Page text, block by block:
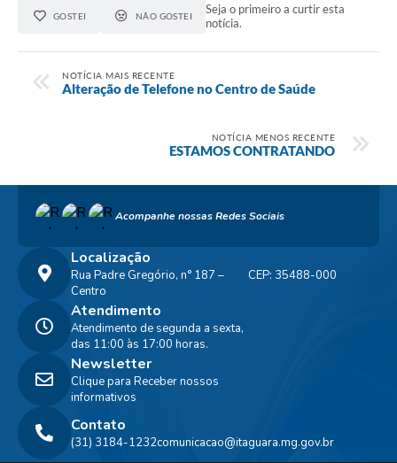
GOSTEI NÃO GOSTEI
Seja o primeiro a curtir esta
notícia.
NOTÍCIA MAIS RECENTE
Alteração de Telefone no Centro de Saúde
NOTÍCIA MENOS RECENTE
ESTAMOS CONTRATANDO
Acompanhe nossas Redes Sociais
Localização
Rua Padre Gregório, n° 187 –
Centro
CEP: 35488-000
Contato
(31) 3184-1232comunicacao@itaguara.mg.gov.br
Atendimento
Atendimento de segunda a sexta,
das 11:00 às 17:00 horas.
Newsletter
Clique para Receber nossos
informativos